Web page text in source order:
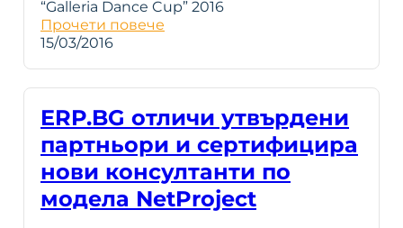
“Galleria Dance Cup” 2016
Прочети повече
15/03/2016
ERP.BG отличи утвърдени
партньори и сертифицира
нови консултанти по
модела NetProject